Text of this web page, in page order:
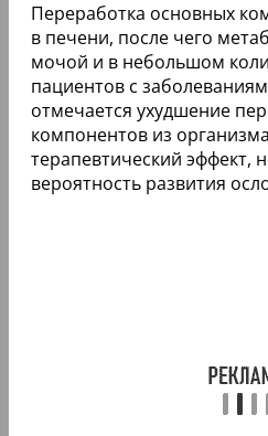
Переработка основных
в печени, после чего
мочой и в небольшом
пациентов с
отмечается ухудшение
компонентов из
терапевтический эффект,
вероятность развития